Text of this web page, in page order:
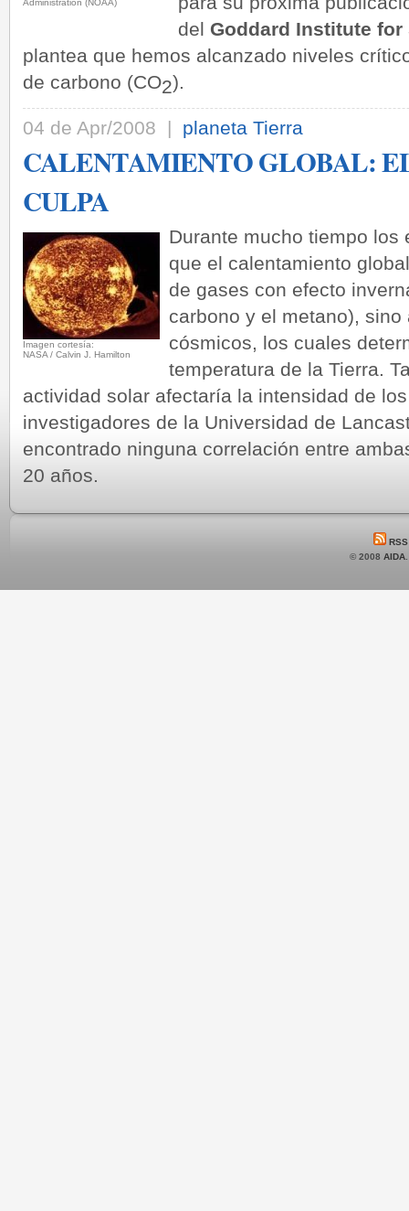
Administration (NOAA)
del Goddard Institute for
plantea que hemos alcanzado niveles
de carbono (CO2).
04 de Apr/2008 | planeta Tierra
CALENTAMIENTO GLOBAL:
CULPA
Imagen cortesía:
NASA / Calvin J. Hamilton
Durante mucho tiempo los
que el calentamiento
de gases con efecto
carbono y el metano),
cósmicos, los cuales
temperatura de la Tierra.
actividad solar afectaría la intensidad de
investigadores de la Universidad de
encontrado ninguna correlación entre
20 años.
RSS
© 2008 AIDA